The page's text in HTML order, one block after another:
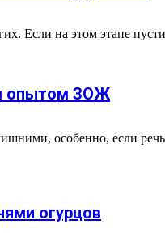
Если на этом этапе
опытом ЗОЖ
особенно, если
огурцов